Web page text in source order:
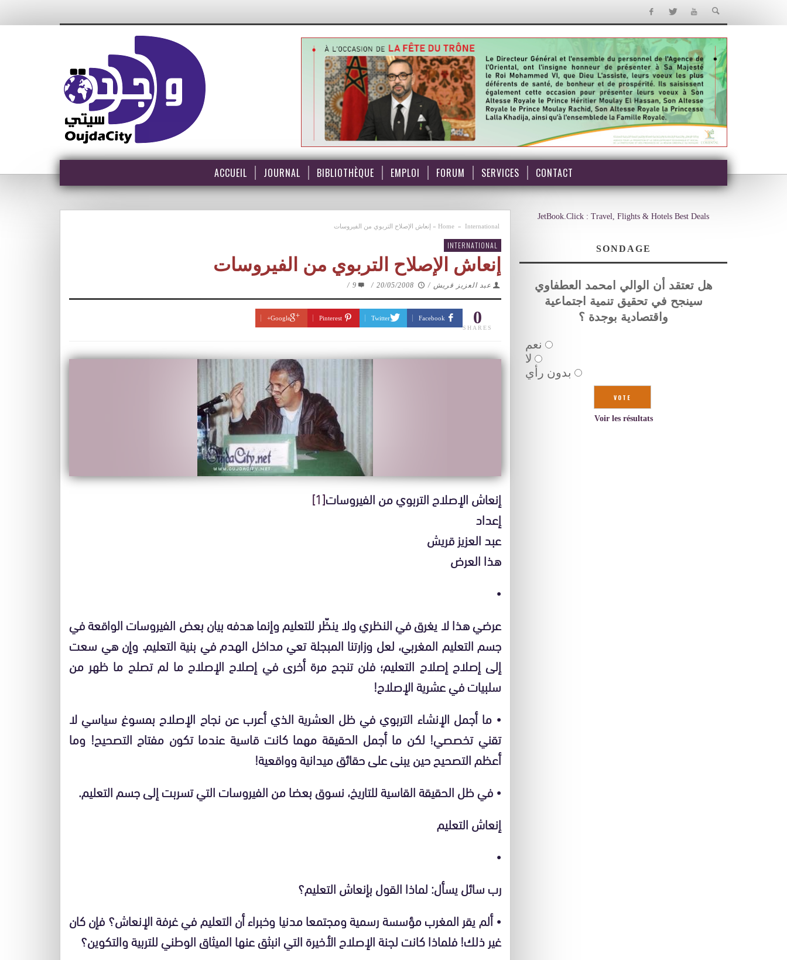
ACCUEIL JOURNAL BIBLIOTHÈQUE EMPLOI FORUM SERVICES CONTACT
Home » International
» إنعاش الإصلاح التربوي من الفيروسات
INTERNATIONAL
إنعاش الإصلاح التربوي من الفيروسات
عبد العزيز قريش /
20/05/2008
/
9
/
0
SHARES
Facebook
Twitter
Pinterest
Google+
إنعاش الإصلاح التربوي من الفيروسات[1]
إعداد
عبد العزيز قريش
هذا العرض
•
عرضي هذا لا يغرق في النظري ولا ينظّر للتعليم وإنما هدفه بيان بعض الفيروسات الواقعة في
جسم التعليم المغربي، لعل وزارتنا المبجلة تعي مداخل الهدم في بنية التعليم. وإن هي سعت
إلى إصلاح إصلاح التعليم؛ فلن تنجح مرة أخرى في إصلاح الإصلاح ما لم تصلح ما ظهر من
سلبيات في عشرية الإصلاح!
• ما أجمل الإنشاء التربوي في ظل العشرية الذي أعرب عن نجاح الإصلاح بمسوغ سياسي لا
تقني تخصصي! لكن ما أجمل الحقيقة مهما كانت قاسية عندما تكون مفتاح التصحيح! وما
أعظم التصحيح حين يبنى على حقائق ميدانية وواقعية!
•في ظل الحقيقة القاسية للتاريخ، نسوق بعضا من الفيروسات التي تسربت إلى جسم التعليم.
إنعاش التعليم
•
رب سائل يسأل: لماذا القول بإنعاش التعليم؟
•ألم يقر المغرب مؤسسة رسمية ومجتمعا مدنيا وخبراء أن التعليم في غرفة الإنعاش؟ فإن كان
غير ذلك! فلماذا كانت لجنة الإصلاح الأخيرة التي انبثق عنها الميثاق الوطني للتربية والتكوين؟
JetBook.Click : Travel, Flights & Hotels Best Deals
SONDAGE
هل تعتقد أن الوالي امحمد العطفاوي
سينجح في تحقيق تنمية اجتماعية
واقتصادية بوجدة ؟
نعم
لا
بدون رأي
Voir les résultats